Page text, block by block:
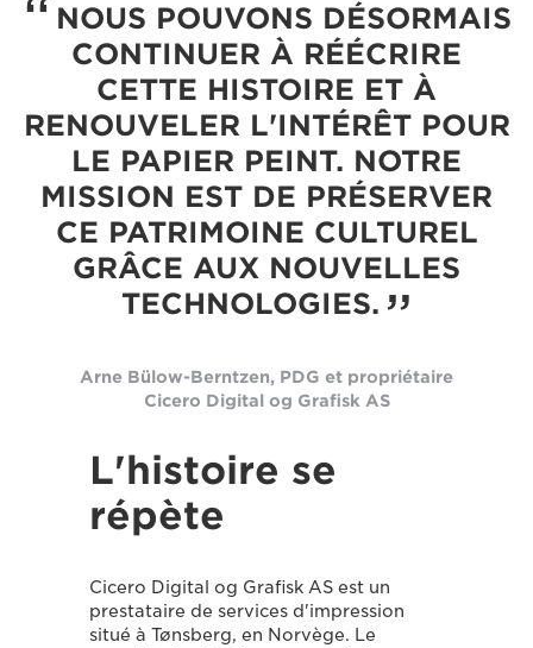
NOUS POUVONS DÉSORMAIS
CONTINUER À RÉÉCRIRE
CETTE HISTOIRE ET À
RENOUVELER L'INTÉRÊT POUR
LE PAPIER PEINT. NOTRE
MISSION EST DE PRÉSERVER
CE PATRIMOINE CULTUREL
GRÂCE AUX NOUVELLES
TECHNOLOGIES.
Arne Bülow-Berntzen, PDG et propriétaire
Cicero Digital og Graﬁsk AS
L'histoire se
répète
Cicero Digital og Grafisk AS est un
prestataire de services d'impression
situé à Tønsberg, en Norvège. Le